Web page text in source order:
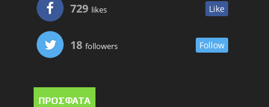
729 likes Like
18 followers Follow
ΠΡΟΣΦΑΤΑ